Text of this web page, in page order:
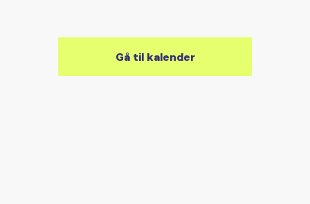
Gå til kalender